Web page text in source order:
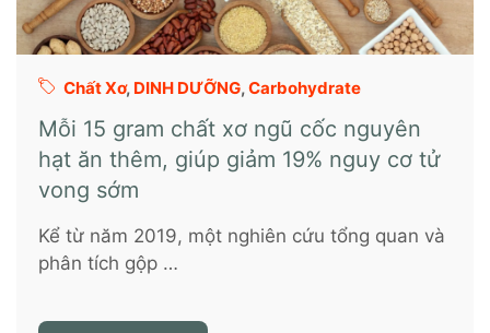
Chất Xơ, DINH DƯỠNG,Carbohydrate
Mỗi 15 gram chất xơ ngũ cốc nguyên
hạt ăn thêm, giúp giảm 19% nguy cơ tử
vong sớm
Kể từ năm 2019, một nghiên cứu tổng quan và
phân tích gộp …